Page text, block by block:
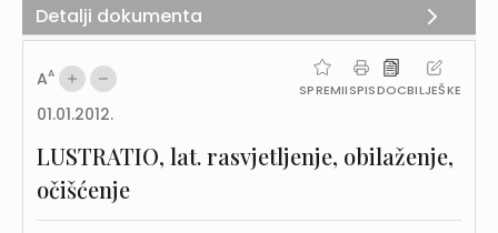
AA
SPREMIISPISDOCBILJEŠKE
01.01.2012.
LUSTRATIO, lat. rasvjetljenje, obilaženje,
očišćenje
Detalji dokumenta